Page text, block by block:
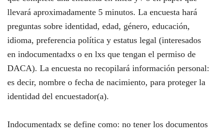
llevará aproximadamente 5 minutos. La encuesta hará
preguntas sobre identidad, edad, género, educación,
idioma, preferencia política y estatus legal (interesados ​​
en indocumentadxs o en lxs que tengan el permiso de
DACA). La encuesta no recopilará información personal:
es decir, nombre o fecha de nacimiento, para proteger la
identidad del encuestador(a).
Indocumentadx se define como: no tener los documentos